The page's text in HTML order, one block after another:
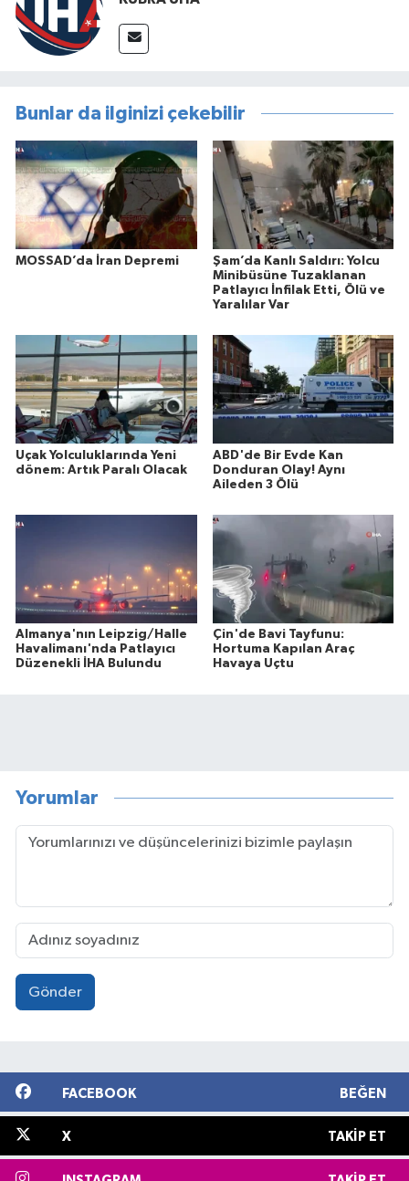
Bunlar da ilginizi çekebilir
MOSSAD’da İran Depremi
Şam’da Kanlı Saldırı: Yolcu
Minibüsüne Tuzaklanan
Patlayıcı İnfilak Etti, Ölü ve
Yaralılar Var
Uçak Yolculuklarında Yeni
dönem: Artık Paralı Olacak
ABD'de Bir Evde Kan
Donduran Olay! Aynı
Aileden 3 Ölü
Almanya'nın Leipzig/Halle
Havalimanı'nda Patlayıcı
Düzenekli İHA Bulundu
Çin'de Bavi Tayfunu:
Hortuma Kapılan Araç
Havaya Uçtu
Yorumlar
Gönder
FACEBOOK BEĞEN
X TAKIP ET